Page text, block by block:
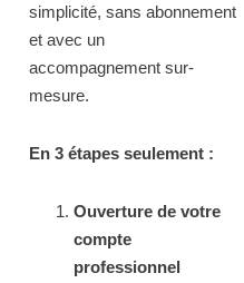
simplicité, sans abonnement
et avec un
accompagnement sur-
mesure.
En 3 étapes seulement :
Ouverture de votre
compte
professionnel